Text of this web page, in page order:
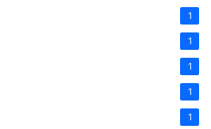
1
1
1
1
1